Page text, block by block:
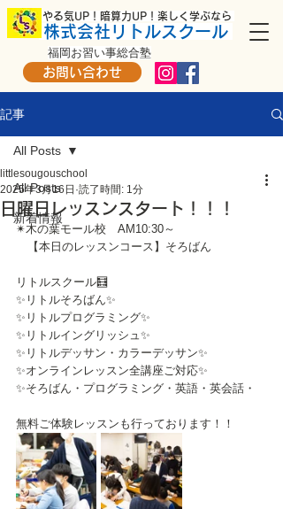
​ やる気UP！暗算力UP！楽しく学ぶなら
株式会社リトルスクール
お問い合わせ
福岡お習い事総合塾
記事
All Posts
新着情報
All Posts
日曜日レッスンスタート！！！
littlesougouschool
2025年3月16日 読了時間: 1分
✴木の葉モール校　AM10:30～
【本日のレッスンコース】そろばん
リトルスクール🧮
✨リトルそろばん✨
✨リトルプログラミング✨
✨リトルイングリッシュ✨
✨リトルデッサン・カラーデッサン✨
✨オンラインレッスン全講座ご対応✨
✨そろばん・プログラミング・英語・英会話・
無料ご体験レッスンも行っております！！